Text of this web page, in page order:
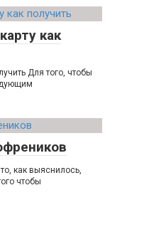
как
Для того, чтобы
как выяснилось,
чтобы